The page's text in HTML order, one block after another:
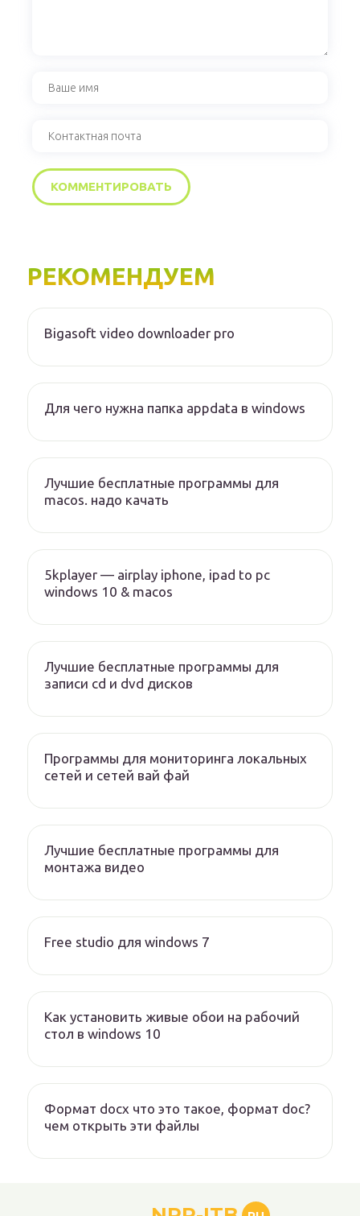
РЕКОМЕНДУЕМ
Bigasoft video downloader pro
Для чего нужна папка appdata в windows
Лучшие бесплатные программы для
macos. надо качать
5kplayer — airplay iphone, ipad to pc
windows 10 & macos
Лучшие бесплатные программы для
записи cd и dvd дисков
Программы для мониторинга локальных
сетей и сетей вай фай
Лучшие бесплатные программы для
монтажа видео
Free studio для windows 7
Как установить живые обои на рабочий
стол в windows 10
Формат docx что это такое, формат doc?
чем открыть эти файлы